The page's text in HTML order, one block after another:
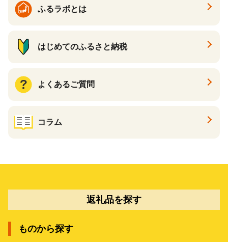
ふるラボとは
はじめてのふるさと納税
よくあるご質問
コラム
返礼品を探す
ものから探す